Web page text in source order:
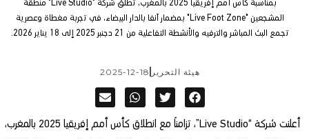
بمناسبة كأس أمم إفريقيا 2025 بالمغرب، تطلق شركة "Live Studio" منطقة
المشجعين "Live Foot Zone" بمضمار آنفا بالدار البيضاء، في تجربة مغطاة وعصرية
تجمع البث المباشر والترفيه والأنشطة التفاعلية من 21 دجنبر 2025 إلى 18 يناير 2026.
هيئة التحرير 2025-12-18
أعلنت شركة “Live Studio”، تزامناً مع انطلاق كأس أمم إفريقيا 2025 بالمغرب،